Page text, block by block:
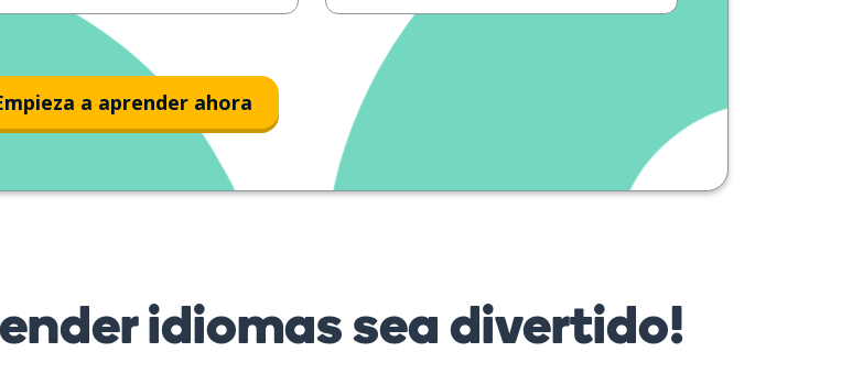
a aprender ahora
idiomas sea divertido!